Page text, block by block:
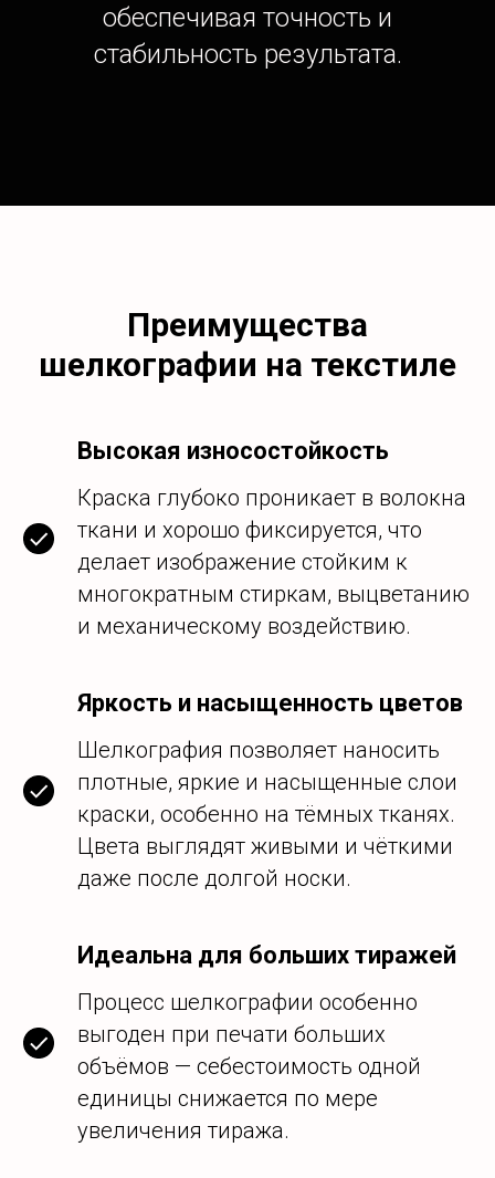
обеспечивая точность и
стабильность результата.
Преимущества
шелкографии на текстиле
Высокая износостойкость
Краска глубоко проникает в волокна
ткани и хорошо фиксируется, что
делает изображение стойким к
многократным стиркам, выцветанию
и механическому воздействию.
Яркость и насыщенность цветов
Шелкография позволяет наносить
плотные, яркие и насыщенные слои
краски, особенно на тёмных тканях.
Цвета выглядят живыми и чёткими
даже после долгой носки.
Идеальна для больших тиражей
Процесс шелкографии особенно
выгоден при печати больших
объёмов — себестоимость одной
единицы снижается по мере
увеличения тиража.